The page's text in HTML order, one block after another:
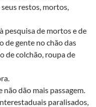
restos, mortos,
pesquisa de mortos e de
de gente no chão das
de colchão, roupa de
dão mais passagem.
paralisados,